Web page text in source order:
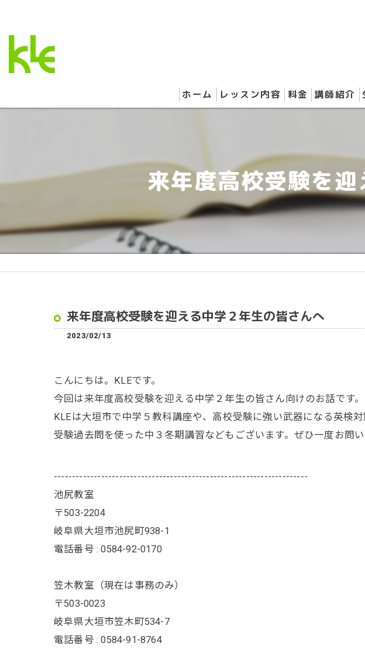
ホーム レッスン内容 料金 講師紹介
来年度高校受験を
来年度高校受験を迎える中学２年生の皆さんへ
2023/02/13
こんにちは。KLEです。
今回は来年度高校受験を迎える中学２年生の皆さん向けのお話です。
KLEは大垣市で中学５教科講座や、高校受験に強い武器になる英検対
受験過去問を使った中３冬期講習などもございます。ぜひ一度お問
----------------------------------------------------------------------
池尻教室
〒503-2204
岐阜県大垣市池尻町938-1
電話番号 : 0584-92-0170
笠木教室（現在は事務のみ）
〒503-0023
岐阜県大垣市笠木町534-7
電話番号 : 0584-91-8764